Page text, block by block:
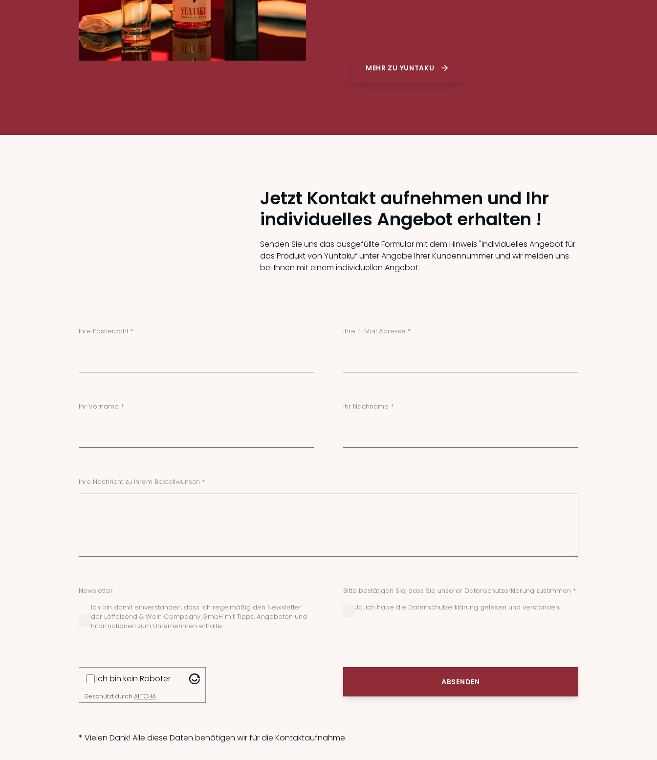
MEHR ZU YUNTAKU
Jetzt Kontakt aufnehmen und Ihr
individuelles Angebot erhalten !
Senden Sie uns das ausgefüllte Formular mit dem Hinweis "Individuelles Angebot für
das Produkt von Yuntaku“ unter Angabe Ihrer Kundennummer und wir melden uns
bei Ihnen mit einem individuellen Angebot.
Ihre Postleitzahl * Ihre E-Mail Adresse *
Ihr Vorname * Ihr Nachname *
Ihre Nachricht zu Ihrem Bestellwunsch *
Newsletter
Ich bin damit einverstanden, dass ich regelmäßig den Newsletter
der Löffelsend & Wein Compagny GmbH mit Tipps, Angeboten und
Informationen zum Unternehmen erhalte.
Bitte bestätigen Sie, dass Sie unserer Datenschutzerklärung zustimmen *
Ja, ich habe die Datenschutzerklärung gelesen und verstanden.
Ich bin kein Roboter
Geschützt durchALTCHA
ABSENDEN
* Vielen Dank! Alle diese Daten benötigen wir für die Kontaktaufnahme.